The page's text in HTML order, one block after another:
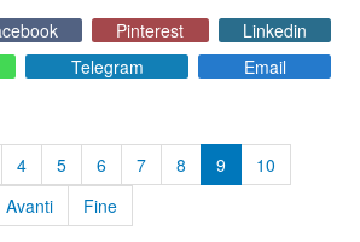
Pinterest
Linkedin
Telegram
Email
4 5 6 7 8 9
10
Avanti Fine